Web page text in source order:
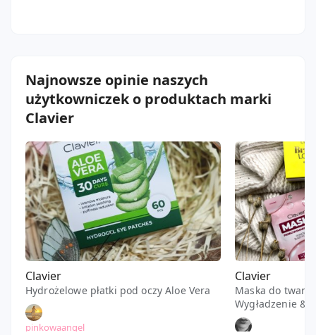
Najnowsze opinie naszych
użytkowniczek o produktach marki
Clavier
Clavier
Hydrożelowe płatki pod oczy Aloe Vera
pinkowaangel
Clavier
Maska do
Wygładzenie &
hialuronowy